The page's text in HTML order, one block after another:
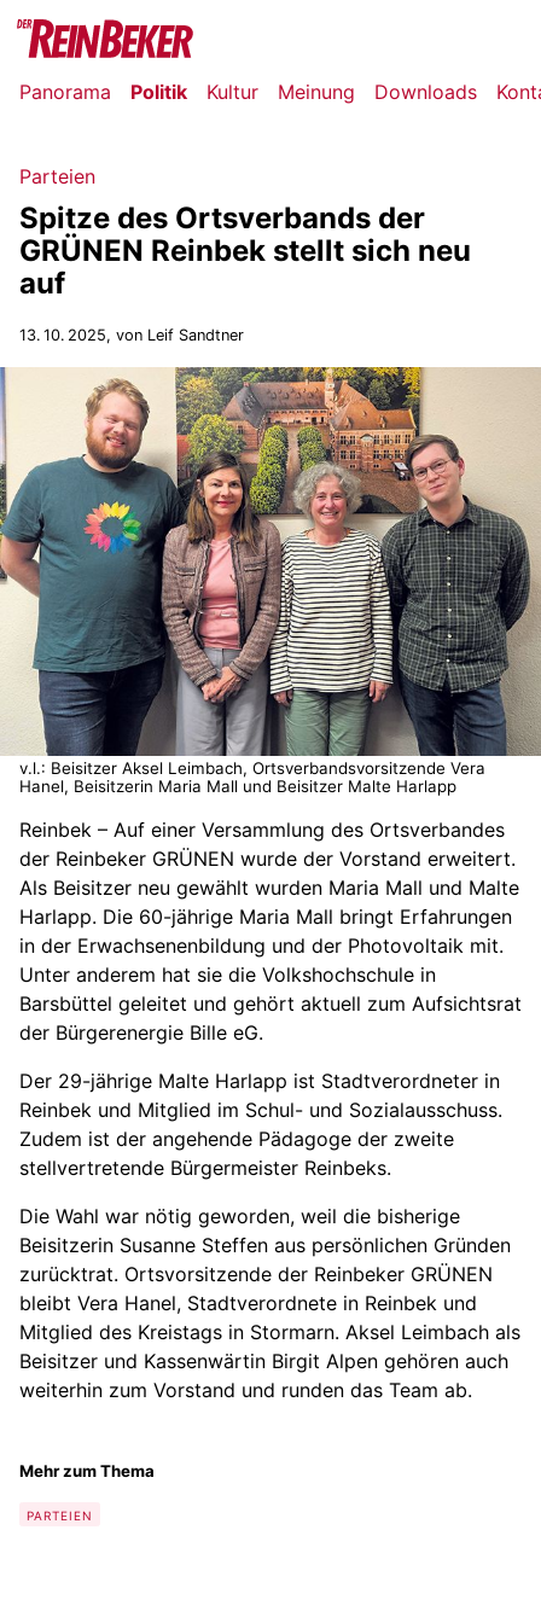
Panorama Politik Kultur Meinung Downloads
Parteien
Spitze des Ortsverbands der
GRÜNEN Reinbek stellt sich neu
auf
13. 10. 2025, von Leif Sandtner
v.l.: Beisitzer Aksel Leimbach, Ortsverbandsvorsitzende Vera
Hanel, Beisitzerin Maria Mall und Beisitzer Malte Harlapp
Reinbek – Auf einer Versammlung des Ortsverbandes
der Reinbeker GRÜNEN wurde der Vorstand erweitert.
Als Beisitzer neu gewählt wurden Maria Mall und Malte
Harlapp. Die 60-jährige Maria Mall bringt Erfahrungen
in der Erwachsenenbildung und der Photovoltaik mit.
Unter anderem hat sie die Volkshochschule in
Barsbüttel geleitet und gehört aktuell zum Aufsichtsrat
der Bürgerenergie Bille eG.
Der 29-jährige Malte Harlapp ist Stadtverordneter in
Reinbek und Mitglied im Schul- und Sozialausschuss.
Zudem ist der angehende Pädagoge der zweite
stellvertretende Bürgermeister Reinbeks.
Die Wahl war nötig geworden, weil die bisherige
Beisitzerin Susanne Steffen aus persönlichen Gründen
zurücktrat. Ortsvorsitzende der Reinbeker GRÜNEN
bleibt Vera Hanel, Stadtverordnete in Reinbek und
Mitglied des Kreistags in Stormarn. Aksel Leimbach als
Beisitzer und Kassenwärtin Birgit Alpen gehören auch
weiterhin zum Vorstand und runden das Team ab.
Mehr zum Thema
PARTEIEN